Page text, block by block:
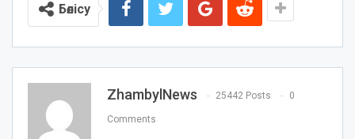
Бөлісу
ZhambylNews 25442 Posts 0
Comments